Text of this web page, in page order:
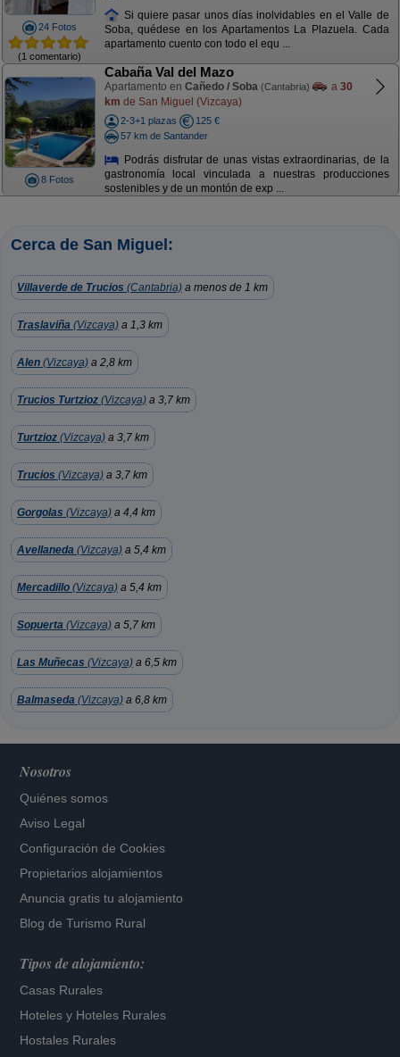
24 Fotos
(1 comentario)
Si quiere pasar unos días inolvidables en el Valle de
Soba, quédese en los Apartamentos La Plazuela. Cada
apartamento cuento con todo el equ ...
8 Fotos
Cabaña Val del Mazo
Apartamento en Cañedo / Soba (Cantabria) a 30
km de San Miguel (Vizcaya)
2-3+1 plazas
125 €
57 km de Santander
Podrás disfrutar de unas vistas extraordinarias, de la
gastronomía local vinculada a nuestras producciones
sostenibles y de un montón de exp ...
Cerca de San Miguel:
Villaverde de Trucios (Cantabria) a menos de 1 km
Traslaviña (Vizcaya) a 1,3 km
Alen (Vizcaya) a 2,8 km
Trucios Turtzioz (Vizcaya) a 3,7 km
Turtzioz (Vizcaya) a 3,7 km
Trucios (Vizcaya) a 3,7 km
Gorgolas (Vizcaya) a 4,4 km
Avellaneda (Vizcaya) a 5,4 km
Mercadillo (Vizcaya) a 5,4 km
Sopuerta (Vizcaya) a 5,7 km
Las Muñecas (Vizcaya) a 6,5 km
Balmaseda (Vizcaya) a 6,8 km
Nosotros
Quiénes somos
Aviso Legal
Configuración de Cookies
Propietarios alojamientos
Anuncia gratis tu alojamiento
Blog de Turismo Rural
Tipos de alojamiento:
Casas Rurales
Hoteles y Hoteles Rurales
Hostales Rurales